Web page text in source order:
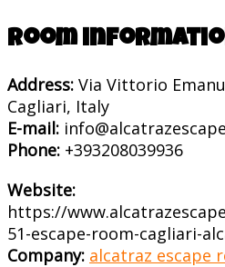
Room
Address: Via Vittorio
Cagliari, Italy
E-mail:
Phone: +393208039936
Website:
https://
51-escape-room-cagliari-
Company: alcatraz escape